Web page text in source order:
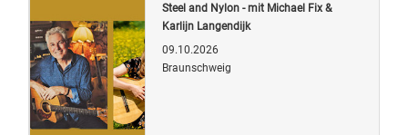
Steel and Nylon - mit Michael Fix &
Karlijn Langendijk
09.10.2026
Braunschweig